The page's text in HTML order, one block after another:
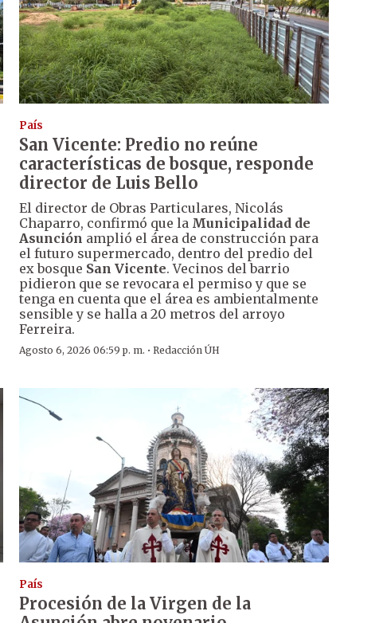
País
San Vicente: Predio no reúne
características de bosque, responde
director de Luis Bello
El director de Obras Particulares, Nicolás
Chaparro, confirmó que la Municipalidad de
Asunción amplió el área de construcción para
el futuro supermercado, dentro del predio del
ex bosque San Vicente. Vecinos del barrio
pidieron que se revocara el permiso y que se
tenga en cuenta que el área es ambientalmente
sensible y se halla a 20 metros del arroyo
Ferreira.
Agosto 6, 2026 06:59 p. m. · Redacción ÚH
País
Procesión de la Virgen de la